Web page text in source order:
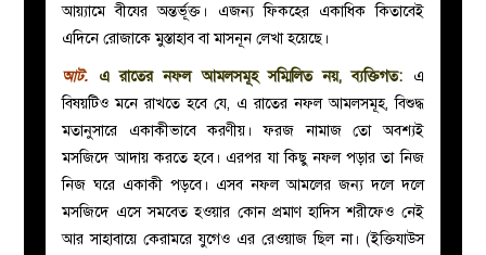
আয়্যামে বীযের অন্তর্ভূক্ত। এজন্য ফিকহের একাধিক কিতাবেই
এদিনে রোজাকে মুস্তাহাব বা মাসনূন লেখা হয়েছে।
আট. এ রাতের নফল আমলসমূহ সম্মিলিত নয়, ব্যক্তিগত: এ
বিষয়টিও মনে রাখতে হবে যে, এ রাতের নফল আমলসমূহ, বিশুদ্ধ
মতানুসারে একাকীভাবে করণীয়। ফরজ নামাজ তো অবশ্যই
মসজিদে আদায় করতে হবে। এরপর যা কিছু নফল পড়ার তা নিজ
নিজ ঘরে একাকী পড়বে। এসব নফল আমলের জন্য দলে দলে
মসজিদে এসে সমবেত হওয়ার কোন প্রমাণ হাদিস শরীফেও নেই
আর সাহাবায়ে কেরামরে যুগেও এর রেওয়াজ ছিল না। (ইক্তিযাউস